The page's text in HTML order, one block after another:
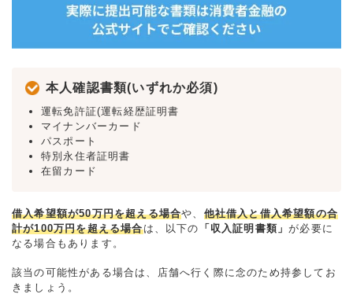
本人確認書類(いずれか必須)
運転免許証(運転経歴証明書
マイナンバーカード
パスポート
特別永住者証明書
在留カード
借入希望額が50万円を超える場合や、 他社借入と借入希望額の合
計が100万円を超える場合は、以下の 「収入証明書類」が必要に
なる場合もあります。
該当の可能性がある場合は、店舗へ行く際に念のため持参してお
きましょう。